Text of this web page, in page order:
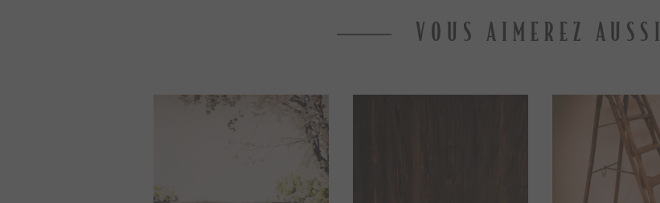
VOUS AIMEREZ AUSSI